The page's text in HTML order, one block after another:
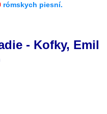
rómskych piesní.
- Kofky, Emil